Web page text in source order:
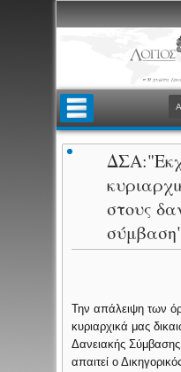
στους
Την απάλειψη των
κυριαρχικά μας
Δανειακής
απαιτεί ο